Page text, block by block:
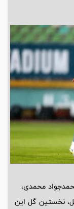
محمدی،
گل، نخستین گل این